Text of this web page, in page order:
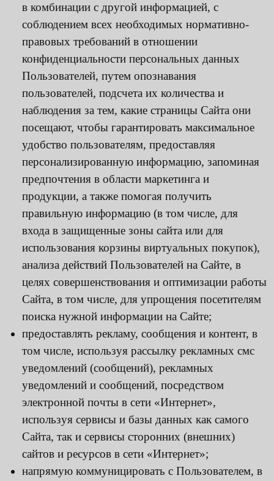
в комбинации с другой информацией, с
соблюдением всех необходимых нормативно-
правовых требований в отношении
конфиденциальности персональных данных
Пользователей, путем опознавания
пользователей, подсчета их количества и
наблюдения за тем, какие страницы Сайта они
посещают, чтобы гарантировать максимальное
удобство пользователям, предоставляя
персонализированную информацию, запоминая
предпочтения в области маркетинга и
продукции, а также помогая получить
правильную информацию (в том числе, для
входа в защищенные зоны сайта или для
использования корзины виртуальных покупок),
анализа действий Пользователей на Сайте, в
целях совершенствования и оптимизации работы
Сайта, в том числе, для упрощения посетителям
поиска нужной информации на Сайте;
предоставлять рекламу, сообщения и контент, в
том числе, используя рассылку рекламных смс
уведомлений (сообщений), рекламных
уведомлений и сообщений, посредством
электронной почты в сети «Интернет»,
используя сервисы и базы данных как самого
Сайта, так и сервисы сторонних (внешних)
сайтов и ресурсов в сети «Интернет»;
напрямую коммуницировать с Пользователем, в